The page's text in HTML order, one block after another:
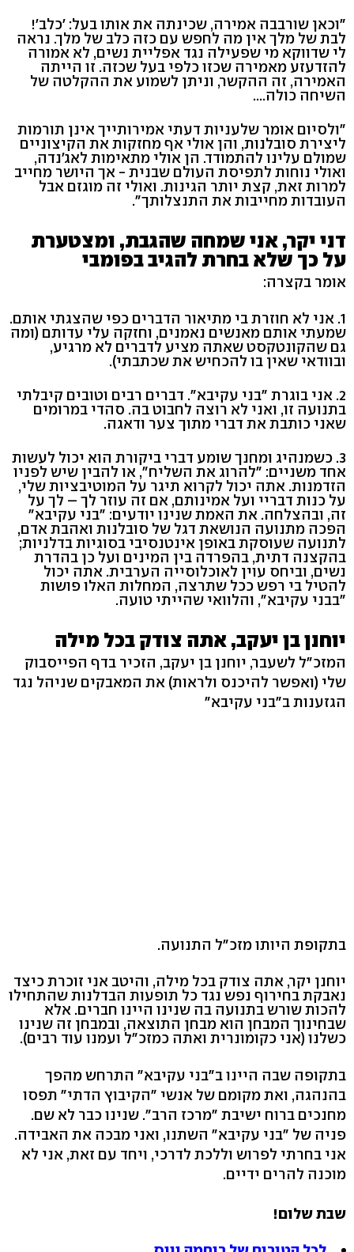
"וכאן שורבבה אמירה, שכינתה את אותו בעל: 'כלב'!
לבת של מלך אין מה לחפש עם כזה כלב של מלך. נראה
לי שדווקא מי שפעילה נגד אפליית נשים, לא אמורה
להזדעזע מאמירה שכזו כלפי בעל שכזה. זו הייתה
האמירה, זה ההקשר, וניתן לשמוע את ההקלטה של
השיחה כולה....
"ולסיום אומר שלעניות דעתי אמירותייך אינן תורמות
ליצירת סובלנות, והן אולי אף מחזקות את הקיצוניים
שמולם עלינו להתמודד. הן אולי מתאימות לאג'נדה,
ואולי נוחות לתפיסת העולם שבנית - אך היושר מחייב
למרות זאת, קצת יותר הגינות. ואולי זה מוגזם אבל
העובדות מחייבות את התנצלותך".
דני יקר, אני שמחה שהגבת, ומצטערת
על כך שלא בחרת להגיב בפומבי
אומר בקצרה:
1. אני לא חוזרת בי מתיאור הדברים כפי שהצגתי אותם.
שמעתי אותם מאנשים נאמנים, וחזקה עלי עדותם (ומה
גם שהקונטקסט שאתה מציע לדברים לא מרגיע,
ובוודאי שאין בו להכחיש את שכתבתי).
2. אני בוגרת "בני עקיבא". דברים רבים וטובים קיבלתי
בתנועה זו, ואני לא רוצה לחבוט בה. סהדי במרומים
שאני כותבת את דברי מתוך צער ודאגה.
3. כשמנהיג ומחנך שומע דברי ביקורת הוא יכול לעשות
אחד משניים: "להרוג את השליח", או להבין שיש לפניו
הזדמנות. אתה יכול לקרוא תיגר על המוטיבציות שלי,
על כנות דבריי ועל אמינותם, אם זה עוזר לך – לך על
זה, ובהצלחה. את האמת שנינו יודעים: "בני עקיבא"
הפכה מתנועה הנושאת דגל של סובלנות ואהבת אדם,
לתנועה שעוסקת באופן אינטנסיבי בסוגיות בדלניות;
בהקצנה דתית, בהפרדה בין המינים ועל כן בהדרת
נשים, וביחס עוין לאוכלוסייה הערבית. אתה יכול
להטיל בי רפש ככל שתרצה, המחלות האלו פושות
"בבני עקיבא", והלוואי שהייתי טועה.
יוחנן בן יעקב, אתה צודק בכל מילה
המזכ"ל לשעבר, יוחנן בן יעקב, הזכיר בדף הפייסבוק
שלי (ואפשר להיכנס ולראות) את המאבקים שניהל נגד
הגזענות ב"בני עקיבא"
בתקופת היותו מזכ"ל התנועה.
יוחנן יקר, אתה צודק בכל מילה, והיטב אני זוכרת כיצד
נאבקת בחירוף נפש נגד כל תופעות הבדלנות שהתחילו
להכות שורש בתנועה בה שנינו היינו חברים. אלא
שבחינוך המבחן הוא מבחן התוצאה, ובמבחן זה שנינו
כשלנו (אני כקומונרית ואתה כמזכ"ל ועמנו עוד רבים).
בתקופה שבה היינו ב"בני עקיבא" התרחש מהפך
בהנהגה, ואת מקומם של אנשי "הקיבוץ הדתי" תפסו
מחנכים ברוח ישיבת "מרכז הרב". שנינו כבר לא שם.
פניה של "בני עקיבא" השתנו, ואני מבכה את האבידה.
אני בחרתי לפרוש וללכת לדרכי, ויחד עם זאת, אני לא
מוכנה להרים ידיים.
שבת שלום!